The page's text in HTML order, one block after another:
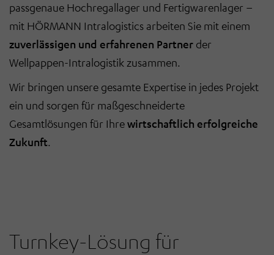
passgenaue Hochregallager und Fertigwarenlager –
mit HÖRMANN Intralogistics arbeiten Sie mit einem
zuverlässigen und erfahrenen Partner der
Wellpappen-Intralogistik zusammen.
Wir bringen unsere gesamte Expertise in jedes Projekt
ein und sorgen für maßgeschneiderte
Gesamtlösungen für Ihrewirtschaftlich erfolgreiche
Zukunft.
Turnkey-Lösung für